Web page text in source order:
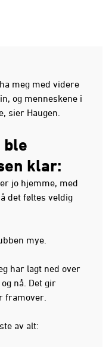
meg med videre
og menneskene i
sier Haugen.
ble
klar:
jo hjemme, med
det føltes veldig
mye.
har lagt ned over
nå. Det gir
framover.
av alt: